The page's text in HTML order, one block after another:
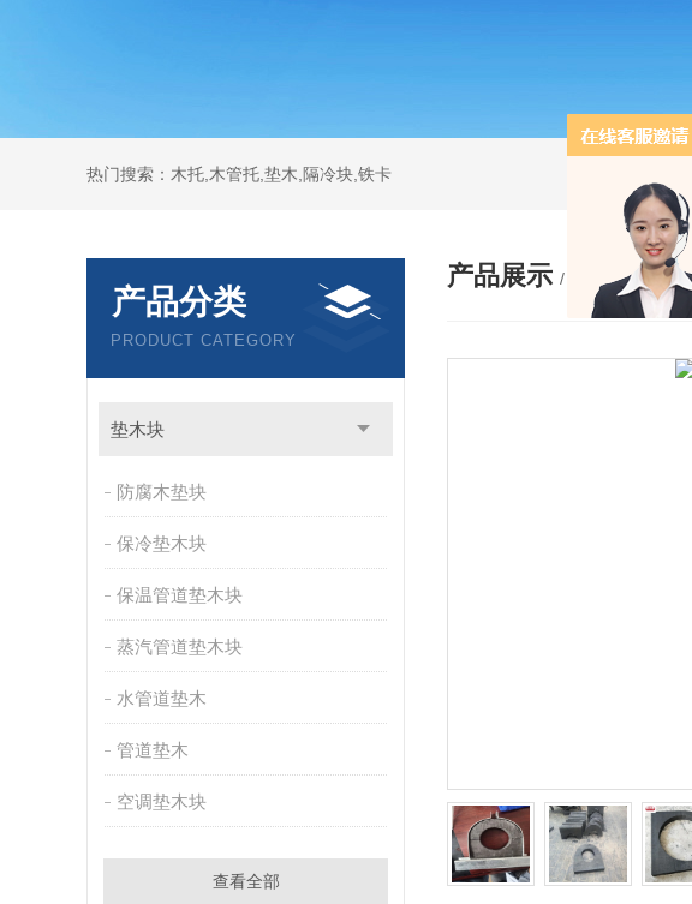
热门搜索：木托,木管托,垫木,隔冷块,铁卡
产品分类
PRODUCT CATEGORY
垫木块
防腐木垫块
保冷垫木块
保温管道垫木块
蒸汽管道垫木块
水管道垫木
管道垫木
空调垫木块
查看全部
产品展示 / PRODUCTS